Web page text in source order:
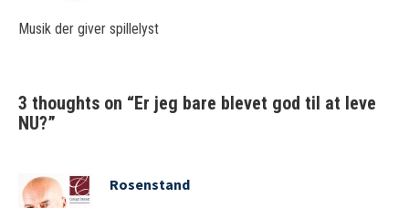
Musik der giver spillelyst
3 thoughts on “Er jeg bare blevet god til at leve
NU?”
Rosenstand